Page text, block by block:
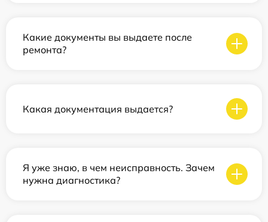
Какие документы вы выдаете после
ремонта?
Какая документация выдается?
Я уже знаю, в чем неисправность. Зачем
нужна диагностика?